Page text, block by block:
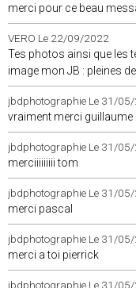
merci pour ce beau
VERO Le 22/09/2022
Tes photos ainsi que les
image mon JB : pleines
jbdphotographie Le 31/
vraiment merci guillaume
jbdphotographie Le 31/
merciiiiiiiii tom
jbdphotographie Le 31/
merci pascal
jbdphotographie Le 31/
merci a toi pierrick
jbdphotographie Le 31/